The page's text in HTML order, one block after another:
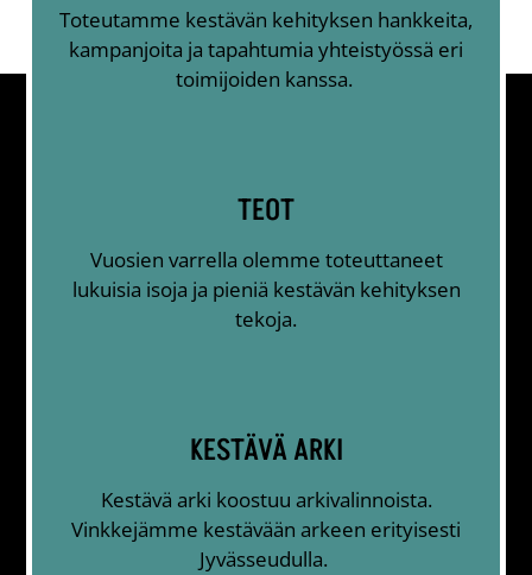
Toteutamme kestävän kehityksen hankkeita,
kampanjoita ja tapahtumia yhteistyössä eri
toimijoiden kanssa.
TEOT
Vuosien varrella olemme toteuttaneet
lukuisia isoja ja pieniä kestävän kehityksen
tekoja.
KESTÄVÄ ARKI
Kestävä arki koostuu arkivalinnoista.
Vinkkejämme kestävään arkeen erityisesti
Jyvässeudulla.